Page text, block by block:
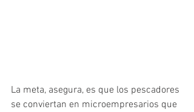
La meta, asegura, es que los pescadores
se conviertan en microempresarios que